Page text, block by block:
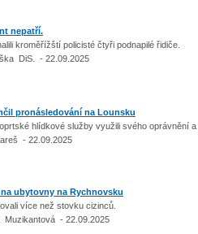
nepatří.
kroměřížští policisté čtyři podnapilé řidiče.
DiS. - 22.09.2025
pronásledování na Lounsku
hlídkové služby využili svého oprávnění
- 22.09.2025
ubytovny na Rychnovsku
více než stovku cizinců.
Muzikantová - 22.09.2025